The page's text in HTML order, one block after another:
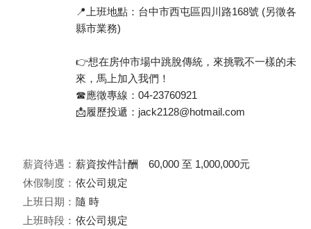
📍上班地點：台中市西屯區四川路168號 (另徵各
縣市業務)
👉想在房仲市場中跳脫傳統，來挑戰不一樣的未
來，馬上加入我們！
☎️應徵專線：04-23760921
📩履歷投遞：jack2128@hotmail.com
薪資待遇： 薪資按件計酬 60,000 至 1,000,000元
休假制度： 依公司規定
上班日期： 隨 時
上班時段： 依公司規定